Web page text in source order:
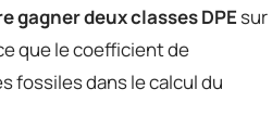
gagner deux classes DPE sur
que le coefficient de
fossiles dans le calcul du